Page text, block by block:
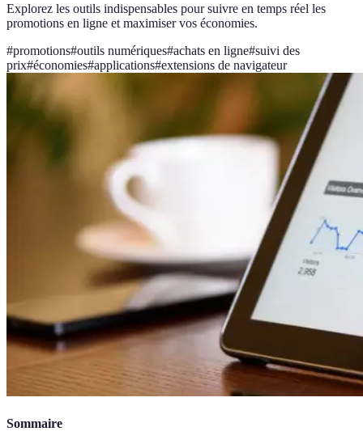
Explorez les outils indispensables pour suivre en temps réel les
promotions en ligne et maximiser vos économies.
#promotions#outils numériques#achats en ligne#suivi des
prix#économies#applications#extensions de navigateur
Sommaire